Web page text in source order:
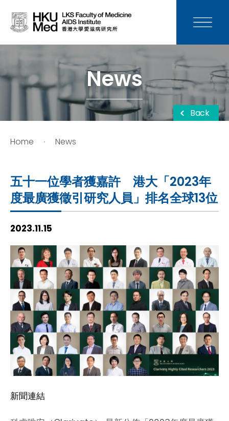
News
Home News
Back
五十一位學者獲嘉許 港大「2023年
度最廣獲徵引研究人員」排名全球13位
2023.11.15
新聞連結
News
Media
Donation
Careers
Teaching
Service
HIV / AIDS
Knowledge Exchange
Facility